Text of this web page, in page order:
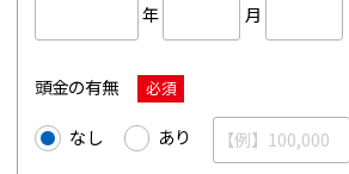
年 月
頭金の有無 必須
なし あり